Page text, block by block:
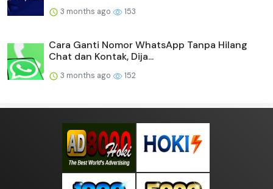
3 months ago 153
Cara Ganti Nomor WhatsApp Tanpa Hilang
Chat dan Kontak, Dija...
3 months ago 152